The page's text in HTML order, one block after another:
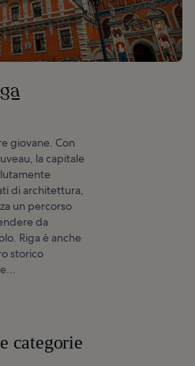
giovane. Con
la capitale
di architettura,
un percorso
da
Riga è anche
storico
categorie